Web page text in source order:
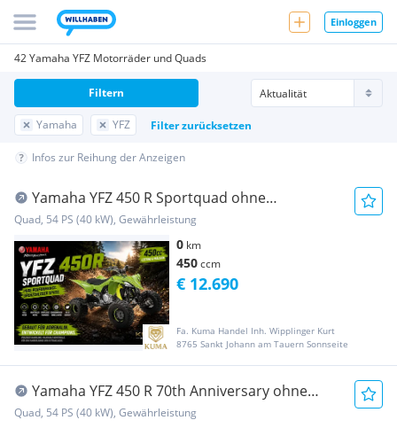
Einloggen
42 Yamaha YFZ Motorräder und Quads
Yamaha YFZ Filter zurücksetzen
Filtern
Infos zur Reihung der Anzeigen
Yamaha YFZ 450 R Sportquad ohne
Strassenzulassung!
Quad, 54 PS (40 kW), Gewährleistung
0 km
450ccm
Fa. Kuma Handel Inh. Wipplinger Kurt
8765 Sankt Johann am Tauern Sonnseite
€ 12.690
Yamaha YFZ 450 R 70th Anniversary ohne
Strassenzulassung!
Quad, 54 PS (40 kW), Gewährleistung